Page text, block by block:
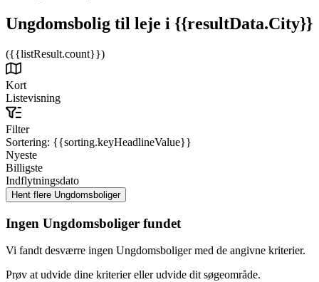
Ungdomsbolig til leje i {{resultData.City}}
({{listResult.count}})
Kort
Listevisning
Filter
Sortering: {{sorting.keyHeadlineValue}}
Nyeste
Billigste
Indflytningsdato
Ingen Ungdomsboliger fundet
Vi fandt desværre ingen Ungdomsboliger med de angivne kriterier.
Prøv at udvide dine kriterier eller udvide dit søgeområde.